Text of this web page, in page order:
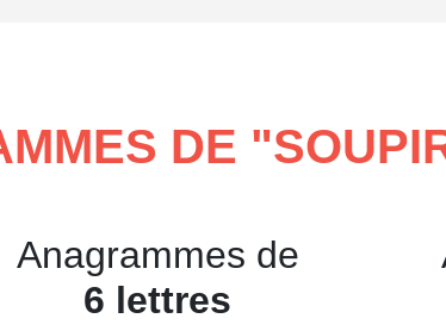
DE "
Anagrammes de
6 lettres